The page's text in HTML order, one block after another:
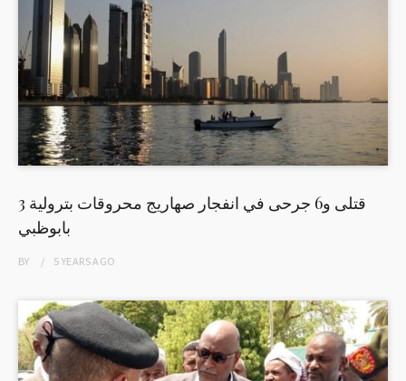
3 قتلى و6 جرحى في انفجار صهاريج محروقات بترولية
بابوظبي
BY 5 YEARSAGO